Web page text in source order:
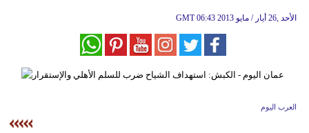
وتغذية
وسفر
GMT 06:43 2013 الأحد ,26 أيار / مايو
العرب اليوم